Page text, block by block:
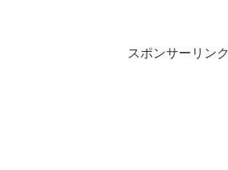
スポンサーリンク